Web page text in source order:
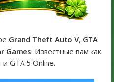
GTA Online по программе
и Предзаказ Grand Theft
Grand Theft Auto V, GTA
Games. Известные вам как
и GTA 5 Online.